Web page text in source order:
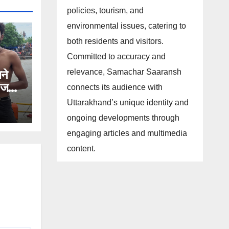
जल
policies, tourism, and
environmental issues, catering to
both residents and visitors.
Committed to accuracy and
relevance, Samachar Saaransh
connects its audience with
Uttarakhand’s unique identity and
ongoing developments through
engaging articles and multimedia
content.